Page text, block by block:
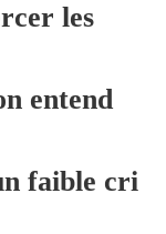
les
entend
faible cri